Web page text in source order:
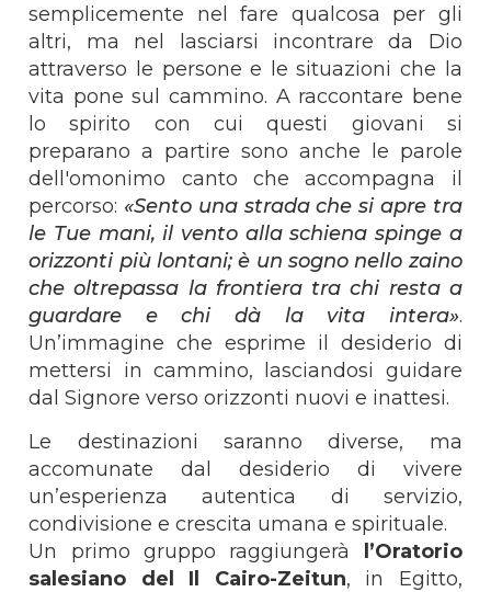
semplicemente nel fare qualcosa per gli
altri, ma nel lasciarsi incontrare da Dio
attraverso le persone e le situazioni che la
vita pone sul cammino. A raccontare bene
lo spirito con cui questi giovani si
preparano a partire sono anche le parole
dell'omonimo canto che accompagna il
percorso: «Sento una strada che si apre tra
le Tue mani, il vento alla schiena spinge a
orizzonti più lontani; è un sogno nello zaino
che oltrepassa la frontiera tra chi resta a
guardare e chi dà la vita intera».
Un’immagine che esprime il desiderio di
mettersi in cammino, lasciandosi guidare
dal Signore verso orizzonti nuovi e inattesi.
Le destinazioni saranno diverse, ma
accomunate dal desiderio di vivere
un’esperienza autentica di servizio,
condivisione e crescita umana e spirituale.
Un primo gruppo raggiungerà l’Oratorio
salesiano del Il Cairo-Zeitun, in Egitto,